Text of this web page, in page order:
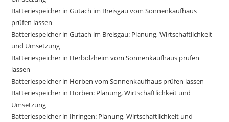
Batteriespeicher in Gutach im Breisgau vom Sonnenkaufhaus
prüfen lassen
Batteriespeicher in Gutach im Breisgau: Planung, Wirtschaftlichkeit
und Umsetzung
Batteriespeicher in Herbolzheim vom Sonnenkaufhaus prüfen
lassen
Batteriespeicher in Horben vom Sonnenkaufhaus prüfen lassen
Batteriespeicher in Horben: Planung, Wirtschaftlichkeit und
Umsetzung
Batteriespeicher in Ihringen: Planung, Wirtschaftlichkeit und